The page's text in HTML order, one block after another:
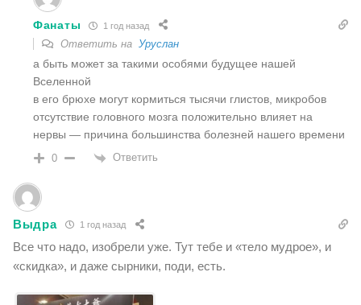
Фанаты 1 год назад
Ответить на Уруслан
а быть может за такими особями будущее нашей
Вселенной
в его брюхе могут кормиться тысячи глистов, микробов
отсутствие головного мозга положительно влияет на
нервы — причина большинства болезней нашего времени
0 Ответить
Выдра 1 год назад
Все что надо, изобрели уже. Тут тебе и «тело мудрое», и
«скидка», и даже сырники, поди, есть.